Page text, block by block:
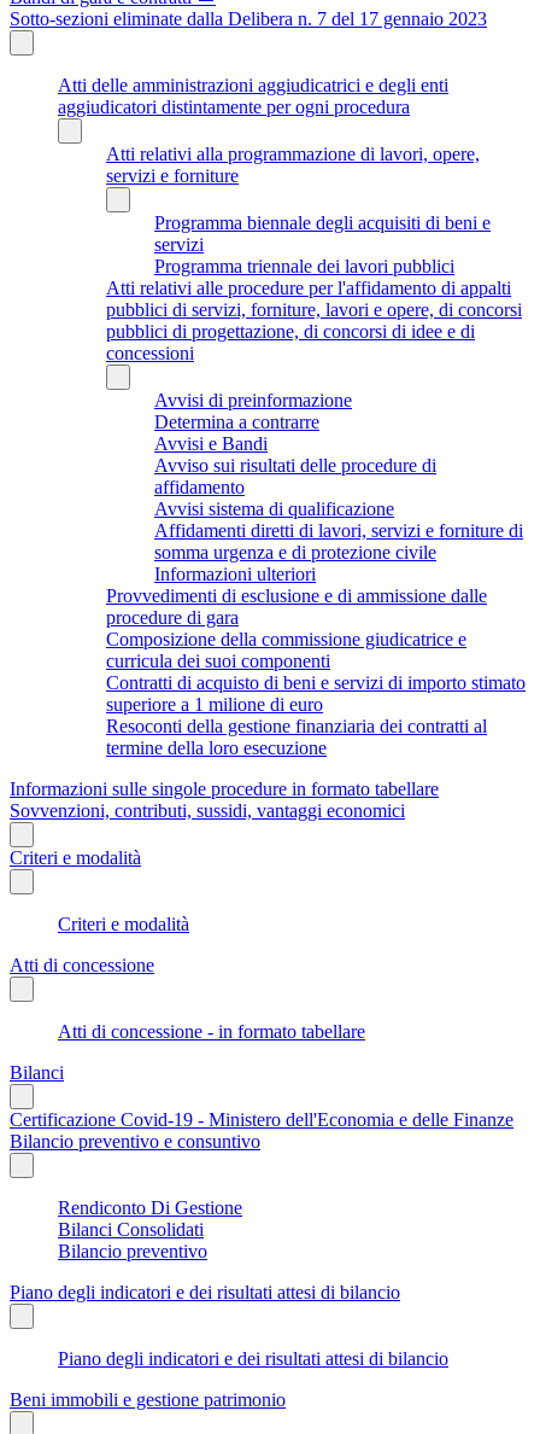
Sotto-sezioni eliminate dalla Delibera n. 7 del 17 gennaio 2023
Atti delle amministrazioni aggiudicatrici e degli enti
aggiudicatori distintamente per ogni procedura
Atti relativi alla programmazione di lavori, opere,
servizi e forniture
Programma biennale degli acquisiti di beni e
servizi
Programma triennale dei lavori pubblici
Atti relativi alle procedure per l'affidamento di appalti
pubblici di servizi, forniture, lavori e opere, di concorsi
pubblici di progettazione, di concorsi di idee e di
concessioni
Avvisi di preinformazione
Determina a contrarre
Avvisi e Bandi
Avviso sui risultati delle procedure di
affidamento
Avvisi sistema di qualificazione
Affidamenti diretti di lavori, servizi e forniture di
somma urgenza e di protezione civile
Informazioni ulteriori
Provvedimenti di esclusione e di ammissione dalle
procedure di gara
Composizione della commissione giudicatrice e
curricula dei suoi componenti
Contratti di acquisto di beni e servizi di importo stimato
superiore a 1 milione di euro
Resoconti della gestione finanziaria dei contratti al
termine della loro esecuzione
Informazioni sulle singole procedure in formato tabellare
Sovvenzioni, contributi, sussidi, vantaggi economici
Criteri e modalità
Criteri e modalità
Atti di concessione
Atti di concessione - in formato tabellare
Bilanci
Certificazione Covid-19 - Ministero dell'Economia e delle Finanze
Bilancio preventivo e consuntivo
Rendiconto Di Gestione
Bilanci Consolidati
Bilancio preventivo
Piano degli indicatori e dei risultati attesi di bilancio
Piano degli indicatori e dei risultati attesi di bilancio
Beni immobili e gestione patrimonio